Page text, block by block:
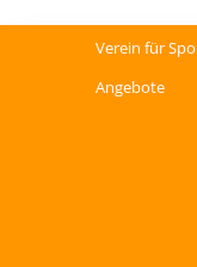
Verein für
Angebote